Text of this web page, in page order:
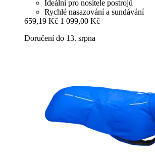
Ideální pro nositele postrojů
Rychlé nasazování a sundávání
659,19 Kč 1 099,00 Kč
Doručení do 13. srpna